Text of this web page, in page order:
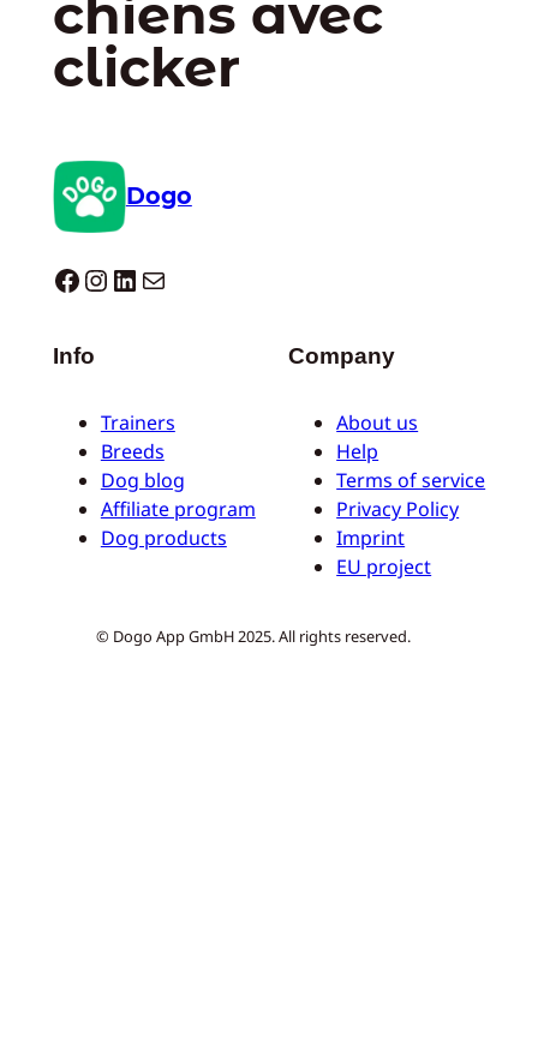
chiens avec
clicker
Dogo
Dogo facebook InstagramLinkedIn E-mail
Info
Trainers
Breeds
Dog blog
Affiliate program
Dog products
Company
About us
Help
Terms of service
Privacy Policy
Imprint
EU project
© Dogo App GmbH 2025. All rights reserved.